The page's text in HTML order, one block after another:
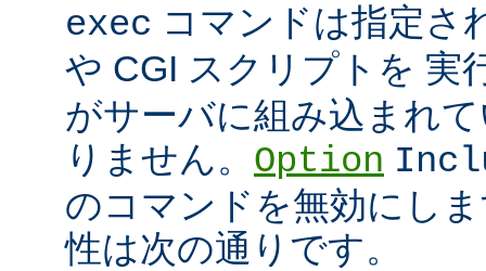
exec コマンドは指定さ
や CGI スクリプトを 実
がサーバに組み込まれ
りません。 Option
のコマンドを無効にし
性は次の通りです。